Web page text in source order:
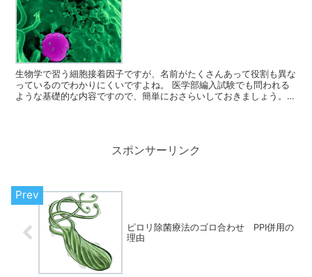
生物学で習う細胞接着因子ですが、名前がたくさんあって役割も異な
っているのでわかりにくいですよね。 医学部編入試験でも問われる
ような基礎的な内容ですので、簡単におさらいしておきましょう。
スポンサーリンク
ピロリ除菌療法のゴロ合わせ PPI併用の
理由